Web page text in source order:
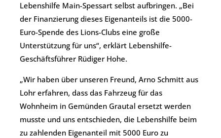
Lebenshilfe Main-Spessart selbst aufbringen. „Bei
der Finanzierung dieses Eigenanteils ist die 5000-
Euro-Spende des Lions-Clubs eine große
Unterstützung für uns“, erklärt Lebenshilfe-
Geschäftsführer Rüdiger Hohe.
„Wir haben über unseren Freund, Arno Schmitt aus
Lohr erfahren, dass das Fahrzeug für das
Wohnheim in Gemünden Grautal ersetzt werden
musste und uns entschieden, die Lebenshilfe beim
zu zahlenden Eigenanteil mit 5000 Euro zu